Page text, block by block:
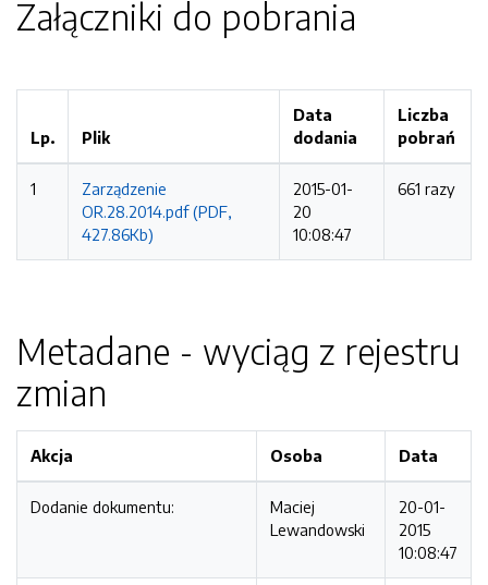
Załączniki do pobrania
Lp. Plik
Data
dodania
Liczba
pobrań
1
Zarządzenie
OR.28.2014.pdf (PDF,
427.86Kb)
2015-01-
20
10:08:47
661 razy
Metadane - wyciąg z rejestru
zmian
Akcja Osoba Data
Dodanie dokumentu:
Maciej
Lewandowski
20-01-
2015
10:08:47